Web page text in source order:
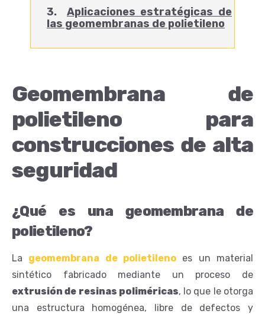
3. Aplicaciones estratégicas de
las geomembranas de polietileno
Geomembrana de
polietileno para
construcciones de alta
seguridad
¿Qué es una geomembrana de
polietileno?
La geomembrana de polietileno es un material
sintético fabricado mediante un proceso de
extrusión de resinas poliméricas, lo que le otorga
una estructura homogénea, libre de defectos y